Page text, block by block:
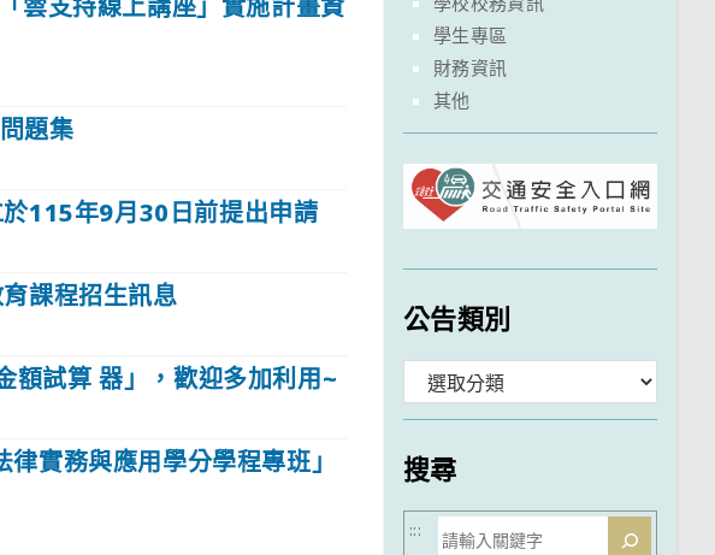
雲支持線上講座」實施計畫資
題集
115年9月30日前提出申請
課程招生訊息
額試算 器」，歡迎多加利用~
實務與應用學分學程專班」
學生專區
財務資訊
其他
公告類別
類
搜尋
搜
:::